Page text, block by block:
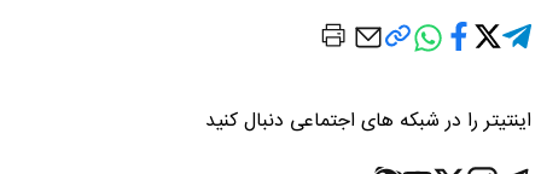
اینتیتر را در شبکه های اجتماعی دنبال کنید